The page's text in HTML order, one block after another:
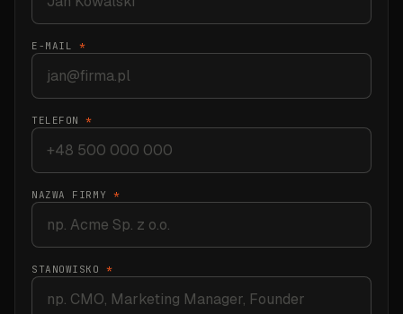
E-MAIL *
TELEFON*
NAZWA FIRMY *
STANOWISKO*